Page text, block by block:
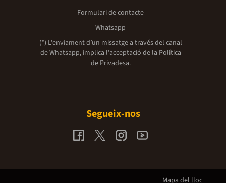
Formulari de contacte
Whatsapp
(*) L'enviament d’un missatge a través del canal
de Whatsapp, implica l'acceptació de la Política
de Privadesa.
Segueix-nos
Mapa del lloc